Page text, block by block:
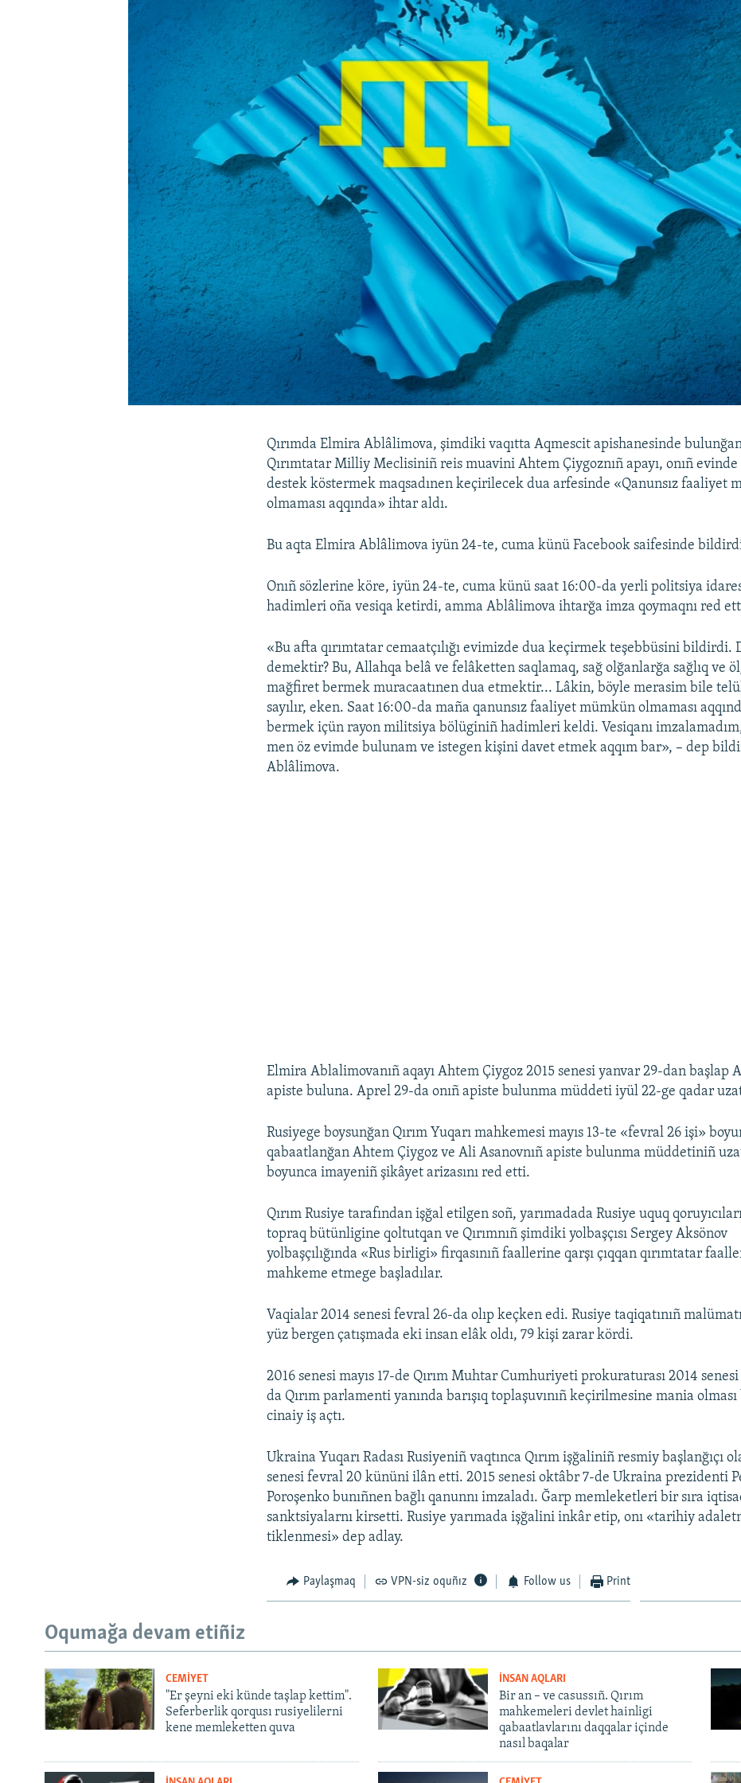
Qırımda Elmira Ablâlimova, şimdiki vaqıtta Aqmescit apishanesinde
Qırımtatar Milliy Meclisiniñ reis muavini Ahtem Çiygoznıñ apayı, onıñ evinde
destek köstermek maqsadınen keçirilecek dua arfesinde «Qanunsız faaliyet
olmaması aqqında» ihtar aldı.
Bu aqta Elmira Ablâlimova iyün 24-te, cuma künü Facebook saifesinde
Onıñ sözlerine köre, iyün 24-te, cuma künü saat 16:00-da yerli politsiya
hadimleri oña vesiqa ketirdi, amma Ablâlimova ihtarğa imza qoymaqnı red
«Bu afta qırımtatar cemaatçılığı evimizde dua keçirmek teşebbüsini bildirdi.
demektir? Bu, Allahqa belâ ve felâketten saqlamaq, sağ olğanlarğa sağlıq ve
mağfiret bermek muracaatınen dua etmektir... Lâkin, böyle merasim bile
sayılır, eken. Saat 16:00-da maña qanunsız faaliyet mümkün olmaması
bermek içün rayon militsiya bölüginiñ hadimleri keldi. Vesiqanı
men öz evimde bulunam ve istegen kişini davet etmek aqqım bar», – dep
Ablâlimova.
Elmira Ablalimovanıñ aqayı Ahtem Çiygoz 2015 senesi yanvar 29-dan başlap
apiste buluna. Aprel 29-da onıñ apiste bulunma müddeti iyül 22-ge qadar
Rusiyege boysunğan Qırım Yuqarı mahkemesi mayıs 13-te «fevral 26 işi»
qabaatlanğan Ahtem Çiygoz ve Ali Asanovnıñ apiste bulunma müddetiniñ
boyunca imayeniñ şikâyet arizasını red etti.
Qırım Rusiye tarafından işğal etilgen soñ, yarımadada Rusiye uquq
topraq bütünligine qoltutqan ve Qırımnıñ şimdiki yolbaşçısı Sergey Aksönov
yolbaşçılığında «Rus birligi» firqasınıñ faallerine qarşı çıqqan qırımtatar
mahkeme etmege başladılar.
Vaqialar 2014 senesi fevral 26-da olıp keçken edi. Rusiye taqiqatınıñ
yüz bergen çatışmada eki insan elâk oldı, 79 kişi zarar kördi.
2016 senesi mayıs 17-de Qırım Muhtar Cumhuriyeti prokuraturası 2014
da Qırım parlamenti yanında barışıq toplaşuvınıñ keçirilmesine mania
cinaiy iş açtı.
Ukraina Yuqarı Radası Rusiyeniñ vaqtınca Qırım işğaliniñ resmiy başlanğıçı
senesi fevral 20 kününi ilân etti. 2015 senesi oktâbr 7-de Ukraina prezidenti
Poroşenko bunıñnen bağlı qanunnı imzaladı. Ğarp memleketleri bir sıra
sanktsiyalarnı kirsetti. Rusiye yarımada işğalini inkâr etip, onı «tarihiy
tiklenmesi» dep adlay.
Paylaşmaq VPN-siz oquñız Follow us Print
Oqumağa devam etiñiz
CEMİYET
"Er şeyni eki künde taşlap kettim".
Seferberlik qorqusı rusiyelilerni
kene memleketten quva
İNSAN AQLARI
Bir an – ve casussıñ. Qırım
mahkemeleri devlet hainligi
qabaatlavlarını daqqalar içinde
nasıl baqalar